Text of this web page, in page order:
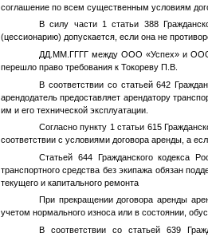
соглашение по всем существенным условиям
В силу части 1 статьи 388
(цессионарию) допускается, если она не
ДД.ММ.ГГГГмежду ООО «Успех» и ООО
перешло право требования к Токореву П.В.
В соответствии со статьей 642
арендодатель предоставляет арендатору
им и его технической эксплуатации.
Согласно пункту 1 статьи 615
соответствии с условиями договора аренды, а
Статьей 644 Гражданского кодекса
транспортного средства без экипажа обязан
текущего и капитального ремонта
При прекращении договора аренды
учетом нормального износа или в состоянии,
В соответствии со статьей 639